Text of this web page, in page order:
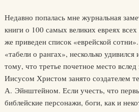
Недавно попалась мне журнальная
книги о 100 самых великих евреях
же приведен список «еврейской
«табели о рангах», несколько удивился
тому, что третье почетное место
Иисусом Христом занято создателем
А. Эйнштейном. Если учесть, что
библейские персонажи, боги, как и